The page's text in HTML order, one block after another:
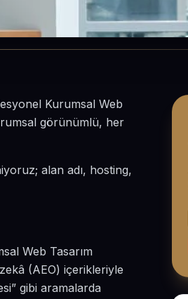
Kurumsal Web
görünümlü, her
alan adı, hosting,
Web Tasarım
(AEO) içerikleriyle
gibi aramalarda